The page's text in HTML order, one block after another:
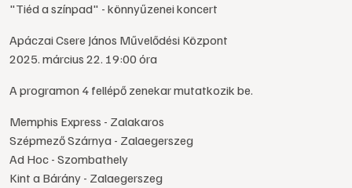
"Tiéd a színpad" - könnyűzenei koncert
Apáczai Csere János Művelődési Központ
2025. március 22. 19:00 óra
A programon 4 fellépő zenekar mutatkozik be.
Memphis Express - Zalakaros
Szépmező Szárnya - Zalaegerszeg
Ad Hoc - Szombathely
Kint a Bárány - Zalaegerszeg